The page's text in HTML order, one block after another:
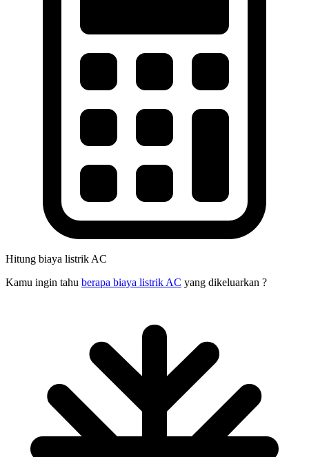
Hitung biaya listrik AC
Kamu ingin tahu berapa biaya listrik AC yang dikeluarkan ?